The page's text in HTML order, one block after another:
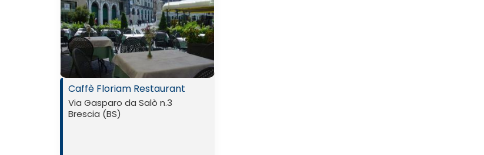
Caffè Floriam Restaurant
Via Gasparo da Salò n.3
Brescia (BS)